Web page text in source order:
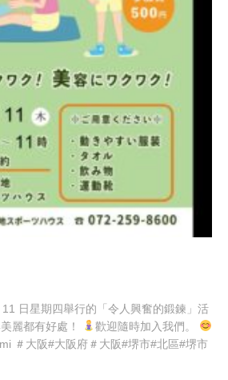
日星期四舉行的「令人興奮的鍛鍊」活
麗都有好處！
歡迎隨時加入我們。
＃大阪#大阪府＃大阪#堺市#北區#堺市